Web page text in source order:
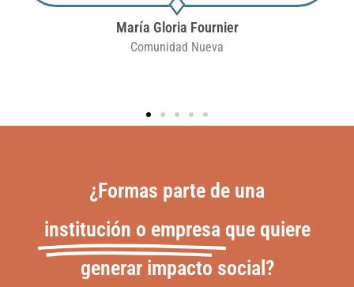
María Gloria Fournier
Comunidad Nueva
¿Formas parte de una
institución o empresa que quiere
generar impacto social?